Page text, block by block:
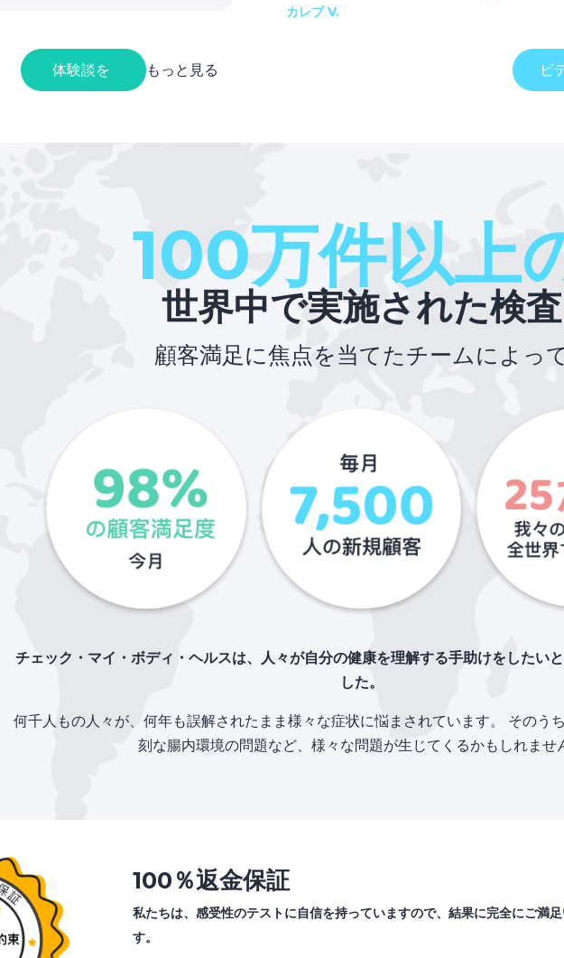
カレブ V.
体験談を もっと見る ビ
100万件以上
世界中で実施された検査
顧客満足に焦点を当てたチームによっ
チェック・マイ・ボディ・ヘルスは、人々が自分の健康を理解する手助けをしたい
した。
何千人もの人々が、何年も誤解されたまま様々な症状に悩まされています。 そのう
刻な腸内環境の問題など、様々な問題が生じてくるかもしれませ
100％返金保証
私たちは、感受性のテストに自信を持っていますので、結果に完全にご満
す。